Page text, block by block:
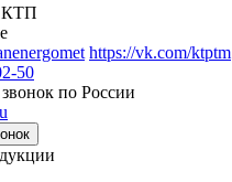
КТП
https://vk.com/ktptm
50
по России